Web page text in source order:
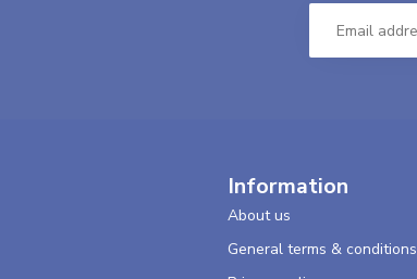
Information
About us
General terms & conditions